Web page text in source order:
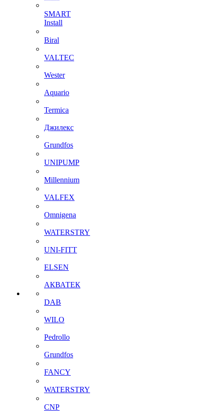
SMART
Install
Biral
VALTEC
Wester
Aquario
Termica
Джилекс
Grundfos
UNIPUMP
Millennium
VALFEX
Omnigena
WATERSTRY
UNI-FITT
ELSEN
АКВАТЕК
DAB
WILO
Pedrollo
Grundfos
FANCY
WATERSTRY
CNP